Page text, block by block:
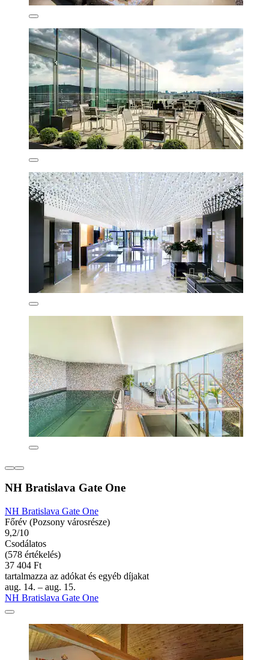
NH Bratislava Gate One
NH Bratislava Gate One
Főrév (Pozsony városrésze)
9,2/10
Csodálatos
(578 értékelés)
37 404 Ft
tartalmazza az adókat és egyéb díjakat
aug. 14. – aug. 15.
NH Bratislava Gate One